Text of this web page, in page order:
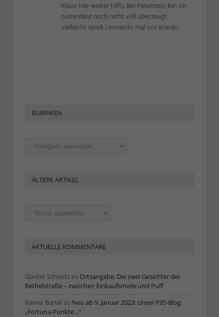
Klaus hier weiter hilft). Bei Petersson bin ich
zumindest noch nicht voll überzeugt,
vielleicht spielt Leonardo mal vor Kranjic.
RUBRIKEN
Rubriken
ÄLTERE ARTIKEL
Ältere
AKTUELLE KOMMENTARE
Günter Schmitzzu Ortsangabe: Die zwei Gesichter der
Rethelstraße – zwischen Einkaufsmeile und Puff
Rainer Bartel zu Neu ab 9. Januar 2023: Unser F95-Blog
„Fortuna-Punkte…“